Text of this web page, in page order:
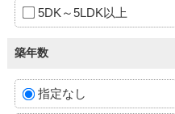
5DK～5LDK以上
築年数
指定なし